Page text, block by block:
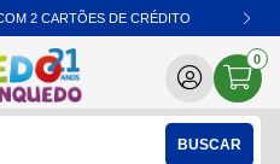
BUSCAR
0
2 CARTÕES DE CRÉDITO